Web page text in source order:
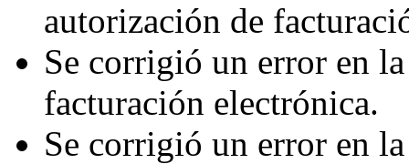
autorización de
Se corrigió un error en
facturación electrónica.
Se corrigió un error en